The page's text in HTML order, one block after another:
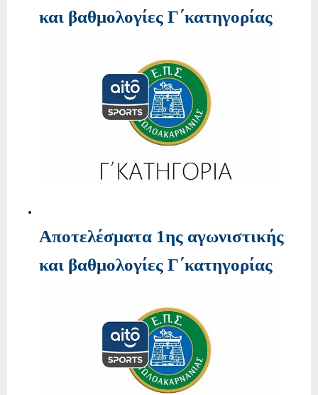
και βαθμολογίες Γ΄κατηγορίας
Αποτελέσματα 1ης αγωνιστικής
και βαθμολογίες Γ΄κατηγορίας